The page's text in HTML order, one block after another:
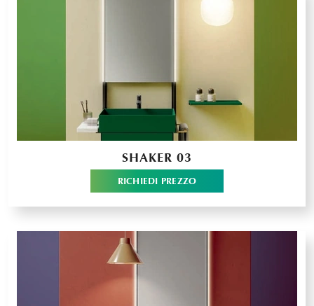
SHAKER 03
RICHIEDI PREZZO